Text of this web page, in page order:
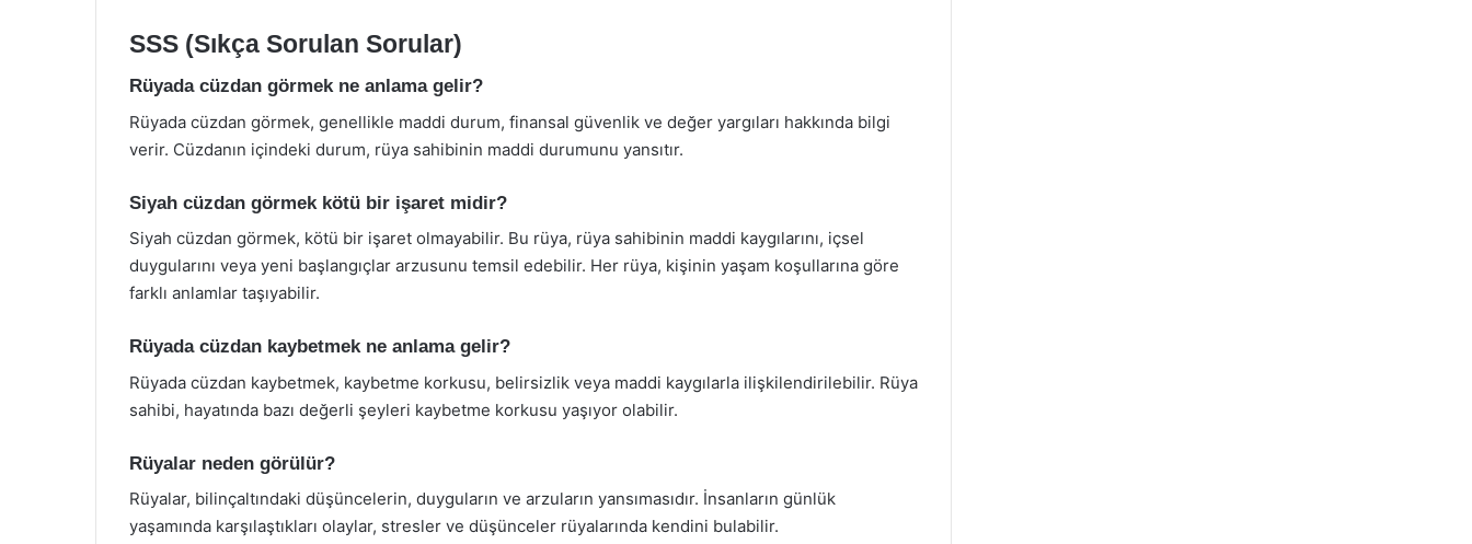
SSS (Sıkça Sorulan Sorular)
Rüyada cüzdan görmek ne anlama gelir?
Rüyada cüzdan görmek, genellikle maddi durum, finansal güvenlik ve değer yargıları hakkında bilgi
verir. Cüzdanın içindeki durum, rüya sahibinin maddi durumunu yansıtır.
Siyah cüzdan görmek kötü bir işaret midir?
Siyah cüzdan görmek, kötü bir işaret olmayabilir. Bu rüya, rüya sahibinin maddi kaygılarını, içsel
duygularını veya yeni başlangıçlar arzusunu temsil edebilir. Her rüya, kişinin yaşam koşullarına göre
farklı anlamlar taşıyabilir.
Rüyada cüzdan kaybetmek ne anlama gelir?
Rüyada cüzdan kaybetmek, kaybetme korkusu, belirsizlik veya maddi kaygılarla ilişkilendirilebilir. Rüya
sahibi, hayatında bazı değerli şeyleri kaybetme korkusu yaşıyor olabilir.
Rüyalar neden görülür?
Rüyalar, bilinçaltındaki düşüncelerin, duyguların ve arzuların yansımasıdır. İnsanların günlük
yaşamında karşılaştıkları olaylar, stresler ve düşünceler rüyalarında kendini bulabilir.